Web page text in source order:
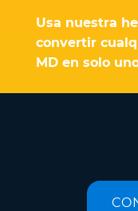
Usa nuestra
convertir
MD en solo